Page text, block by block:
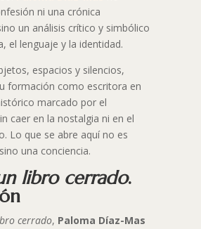
ni una crónica
un análisis crítico y simbólico
el lenguaje y la identidad.
espacios y silencios,
formación como escritora en
marcado por el
caer en la nostalgia ni en el
Lo que se abre aquí no es
una conciencia.
libro cerrado.
cerrado, Paloma Díaz-Mas